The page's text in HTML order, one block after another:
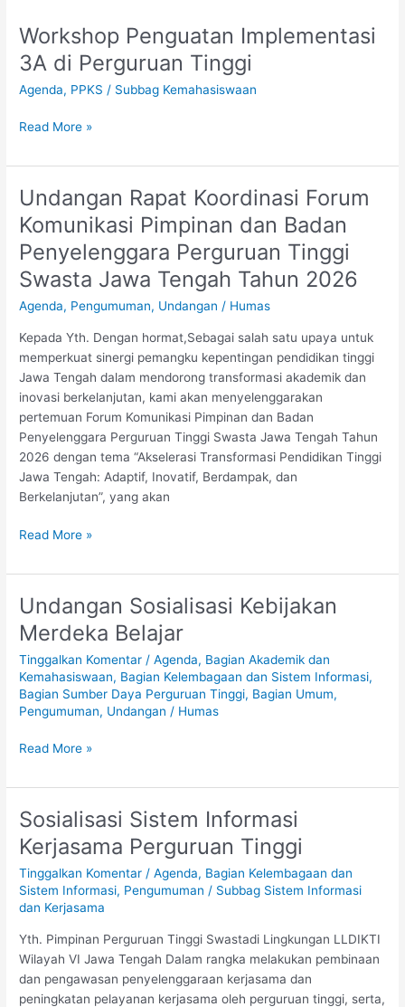
Workshop Penguatan Implementasi
3A di Perguruan Tinggi
Agenda, PPKS / Subbag Kemahasiswaan
Workshop
Penguatan
Implementasi
3A
Perguruan
Read More »
Undangan Rapat Koordinasi Forum
Komunikasi Pimpinan dan Badan
Penyelenggara Perguruan Tinggi
Swasta Jawa Tengah Tahun 2026
Agenda, Pengumuman, Undangan / Humas
Kepada Yth. Dengan hormat,Sebagai salah satu upaya untuk
memperkuat sinergi pemangku kepentingan pendidikan tinggi
Jawa Tengah dalam mendorong transformasi akademik dan
inovasi berkelanjutan, kami akan menyelenggarakan
pertemuan Forum Komunikasi Pimpinan dan Badan
Penyelenggara Perguruan Tinggi Swasta Jawa Tengah Tahun
2026 dengan tema “Akselerasi Transformasi Pendidikan Tinggi
Jawa Tengah: Adaptif, Inovatif, Berdampak, dan
Berkelanjutan”, yang akan
Undangan
Rapat
Koordinasi
Forum
Komunikasi
dan
Badan
Penyelenggara
Perguruan
Tinggi
Swasta
Jawa
Tengah
Tahun
2026
Read More »
Undangan Sosialisasi Kebijakan
Merdeka Belajar
Tinggalkan Komentar /Agenda, Bagian Akademik dan
Kemahasiswaan, Bagian Kelembagaan dan Sistem Informasi,
Bagian Sumber Daya Perguruan Tinggi, Bagian Umum,
Pengumuman, Undangan / Humas
Undangan
Sosialisasi
Kebijakan
Merdeka
Belajar
Read More »
Sosialisasi Sistem Informasi
Kerjasama Perguruan Tinggi
Tinggalkan Komentar /Agenda, Bagian Kelembagaan dan
Sistem Informasi, Pengumuman / Subbag Sistem Informasi
dan Kerjasama
Yth. Pimpinan Perguruan Tinggi Swastadi Lingkungan LLDIKTI
Wilayah VI Jawa Tengah Dalam rangka melakukan pembinaan
dan pengawasan penyelenggaraan kerjasama dan
peningkatan pelayanan kerjasama oleh perguruan tinggi, serta,
Sosialisasi
Sistem
Informasi
Kerjasama
Perguruan
Tinggi